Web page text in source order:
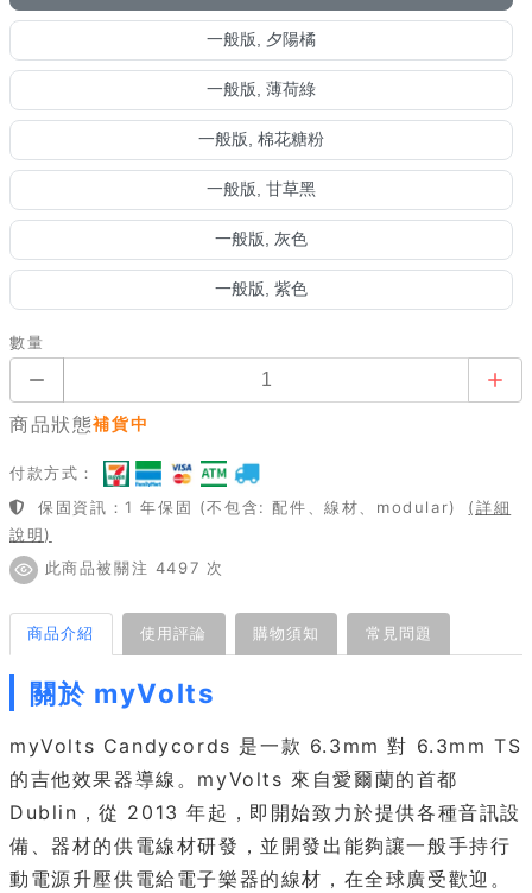
一般版, 夕陽橘
一般版, 薄荷綠
一般版, 棉花糖粉
一般版, 甘草黑
一般版, 灰色
一般版, 紫色
數量
商品狀態補貨中
付款方式：
保固資訊：1 年保固 (不包含: 配件、線材、modular)
(詳細
說明)
此商品被關注 4497 次
商品介紹 使用評論 購物須知 常見問題
關於 myVolts
myVolts Candycords 是一款 6.3mm 對 6.3mm TS
的吉他效果器導線。myVolts 來自愛爾蘭的首都
Dublin，從 2013 年起，即開始致力於提供各種音訊設
備、器材的供電線材研發，並開發出能夠讓一般手持行
動電源升壓供電給電子樂器的線材，在全球廣受歡迎。